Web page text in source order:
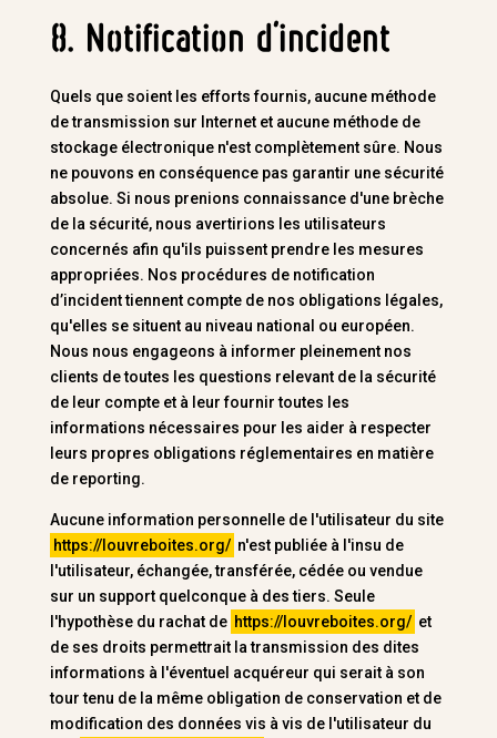
8. Notification d’incident
Quels que soient les efforts fournis, aucune méthode
de transmission sur Internet et aucune méthode de
stockage électronique n'est complètement sûre. Nous
ne pouvons en conséquence pas garantir une sécurité
absolue. Si nous prenions connaissance d'une brèche
de la sécurité, nous avertirions les utilisateurs
concernés afin qu'ils puissent prendre les mesures
appropriées. Nos procédures de notification
d’incident tiennent compte de nos obligations légales,
qu'elles se situent au niveau national ou européen.
Nous nous engageons à informer pleinement nos
clients de toutes les questions relevant de la sécurité
de leur compte et à leur fournir toutes les
informations nécessaires pour les aider à respecter
leurs propres obligations réglementaires en matière
de reporting.
Aucune information personnelle de l'utilisateur du site
https://louvreboites.org/ n'est publiée à l'insu de
l'utilisateur, échangée, transférée, cédée ou vendue
sur un support quelconque à des tiers. Seule
l'hypothèse du rachat de https://louvreboites.org/ et
de ses droits permettrait la transmission des dites
informations à l'éventuel acquéreur qui serait à son
tour tenu de la même obligation de conservation et de
modification des données vis à vis de l'utilisateur du